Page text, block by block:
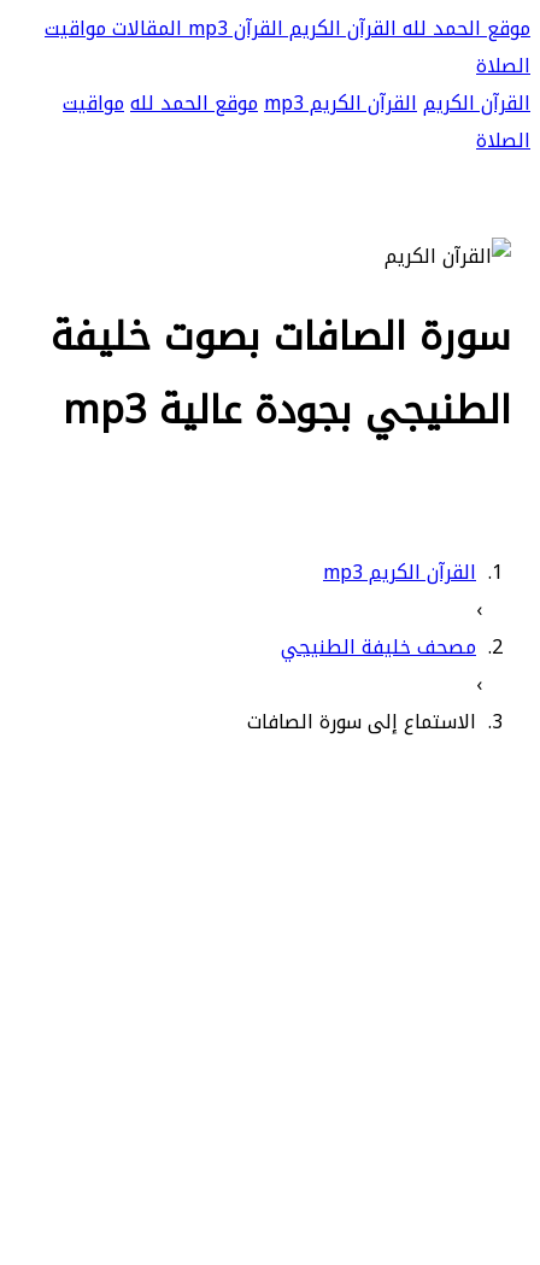
موقع الحمد للهالقرآن الكريمالقرآن mp3 المقالاتمواقيت
الصلاة
القرآن الكريمالقرآن الكريم mp3 موقع الحمد للهمواقيت
الصلاة
سورة الصافات بصوت خليفة
الطنيجي بجودة عالية mp3
القرآن الكريم mp3
›
مصحف خليفة الطنيجي
›
الاستماع إلى سورة الصافات